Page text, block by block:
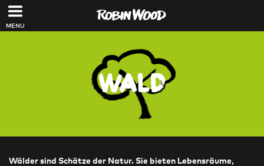
Direkt zum Inhalt
Wald
Wälder sind Schätze der Natur. Sie bieten Lebensräume,